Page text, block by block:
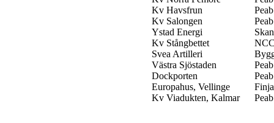
Kv Havsfrun
Peab
Kv Salongen
Peab
Ystad Energi
Kv Stångbettet
Svea Artilleri
Västra Sjöstaden
Peab
Dockporten
Peab
Europahus, Vellinge
Kv Viadukten, Kalmar
Peab